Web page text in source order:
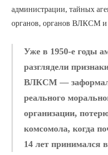
администрации, тайных
органов, органов ВЛКСМ и
Уже в 1950-е годы
разглядели
ВЛКСМ —
реального
организации,
комсомола, когда
14 лет принимался